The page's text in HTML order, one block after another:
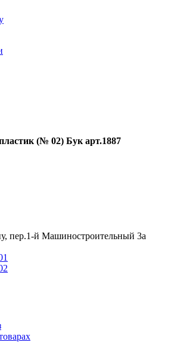
(№ 02) Бук арт.1887
пер.1-й Машиностроительный 3а